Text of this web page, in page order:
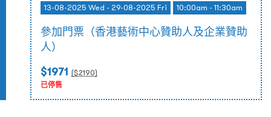
13-08-2025 Wed - 29-08-2025 Fri 10:00am - 11:30am
參加門票（香港藝術中心贊助人及企業贊助
人）
$1971 ($2190)
已停售